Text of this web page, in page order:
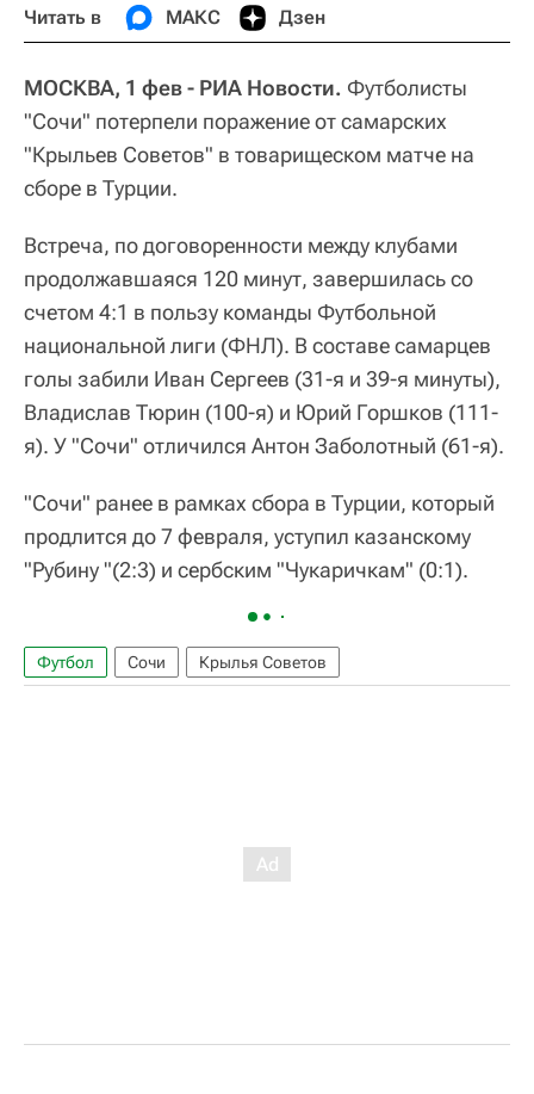
Читать в МАКС Дзен
МОСКВА, 1 фев - РИА Новости. Футболисты
"Сочи" потерпели поражение от самарских
"Крыльев Советов" в товарищеском матче на
сборе в Турции.
Встреча, по договоренности между клубами
продолжавшаяся 120 минут, завершилась со
счетом 4:1 в пользу команды Футбольной
национальной лиги (ФНЛ). В составе самарцев
голы забили Иван Сергеев (31-я и 39-я минуты),
Владислав Тюрин (100-я) и Юрий Горшков (111-
я). У "Сочи" отличился Антон Заболотный (61-я).
"Сочи" ранее в рамках сбора в Турции, который
продлится до 7 февраля, уступил казанскому
"Рубину "(2:3) и сербским "Чукаричкам" (0:1).
Футбол Сочи Крылья Советов